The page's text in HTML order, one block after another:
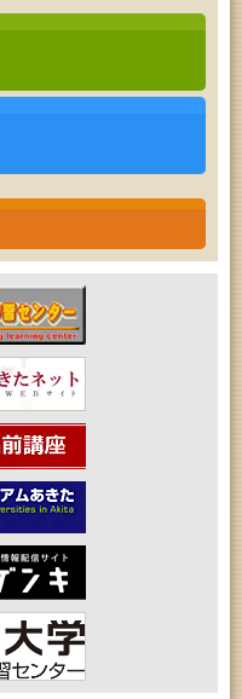
ょかん土崎